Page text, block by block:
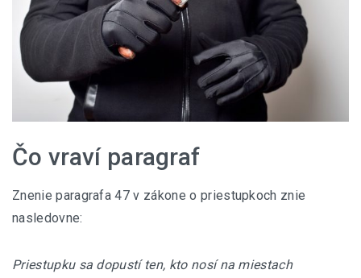
Čo vraví paragraf
Znenie paragrafa 47 v zákone o priestupkoch znie
nasledovne:
Priestupku sa dopustí ten, kto nosí na miestach